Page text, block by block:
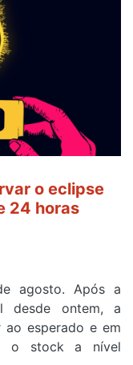
o eclipse
24 horas
agosto. Após a
desde ontem, a
ao esperado e em
o stock a nível